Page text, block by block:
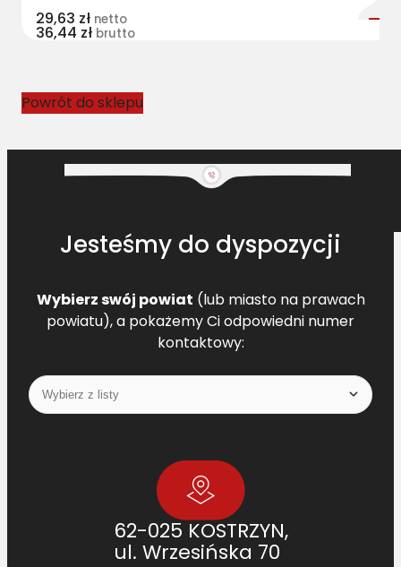
29,63 zł netto
36,44 zł brutto
Powrót do sklepu
Jesteśmy do dyspozycji
Wybierz swój powiat (lub miasto na prawach
powiatu), a pokażemy Ci odpowiedni numer
kontaktowy:
62-025 KOSTRZYN,
ul. Wrzesińska 70